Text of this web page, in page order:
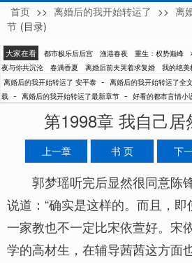
安平泰
首页 >> 离婚后的我开始转运了 >> 离
节 (目录)
大家在看 都市极乐后后宫 渔港春夜 重生：权势巅峰
夜与你共沉沦
春满香夏 离婚后前夫哭着求复婚
我的绝美
离婚后的我开始转运了 安平泰 - 离婚后的我开始转运了全
载 - 离婚后的我开始转运了最新章节 - 好看的都市言情小
第1998章 我自己
上一章 书 页 下
郭梦瑶听完后显然很同意陈
说道：“确实是这样的。而且，
一家教也不一定比宋依萱好。宋
学的高材生，在辅导茜茜这方面